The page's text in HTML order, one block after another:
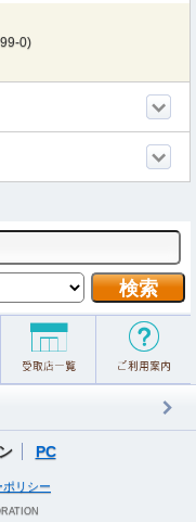
0)
PC
ポリシー